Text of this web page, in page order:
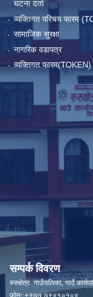
घटना दर्ता
व्यक्तिगत परिचय फारम
सामाजिक सुरक्षा
नागरिक वडापत्र
व्यक्तिगत फारम(TOKEN)
सम्पर्क विवरण
रुरुक्षेत्र गाउँपालिका, गाउँ
फोन: +९७७ ७९४१०१०४